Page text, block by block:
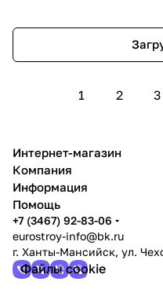
1 2 3
Файлы cookie
Интернет-магазин
Компания
Информация
Помощь
+7 (3467) 92-83-06
eurostroy-info@bk.ru
г. Ханты-Мансийск, ул.